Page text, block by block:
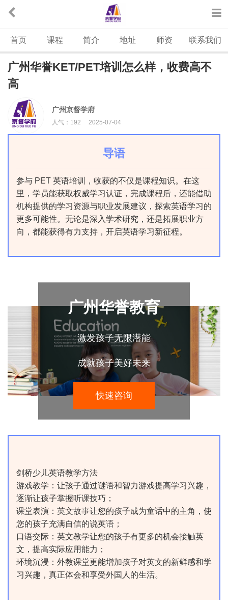
首页 课程 简介 地址 师资 联系我们
广州华誉KET/PET培训怎么样，收费高不
高
广州京督学府
人气： 192 2025-07-04
导语
参与 PET 英语培训，收获的不仅是课程知识。在这
里，学员能获取权威学习认证，完成课程后，还能借助
机构提供的学习资源与职业发展建议，探索英语学习的
更多可能性。无论是深入学术研究，还是拓展职业方
向，都能获得有力支持，开启英语学习新征程。​
广州华誉教育
激发孩子无限潜能
成就孩子美好未来
快速咨询
剑桥少儿英语教学方法
游戏教学：让孩子通过谜语和智力游戏提高学习兴趣，
逐渐让孩子掌握听课技巧；
课堂表演：英文故事让您的孩子成为童话中的主角，使
您的孩子充满自信的说英语；
口语交际：英文教学让您的孩子有更多的机会接触英
文，提高实际应用能力；
环境沉浸：外教课堂更能增加孩子对英文的新鲜感和学
习兴趣，真正体会和享受外国人的生活。